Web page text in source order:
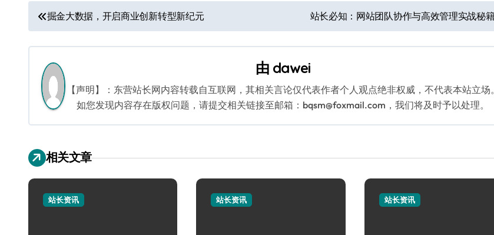
文
章
导
航
掘金大数据，开启商业创新转型新纪元 站长必知：网站团队协作与高效管理实战秘
由 dawei
【声明】：东营站长网内容转载自互联网，其相关言论仅代表作者个人观点绝非权威，不代表本站立场。
如您发现内容存在版权问题，请提交相关链接至邮箱：bqsm@foxmail.com，我们将及时予以处理。
相关文章
站长资讯 站长资讯 站长资讯